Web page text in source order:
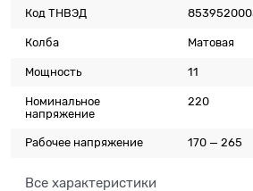
Код ТНВЭД
Колба Матовая
Мощность 11
Номинальное
напряжение
220
Рабочее напряжение 170 — 265
Все характеристики